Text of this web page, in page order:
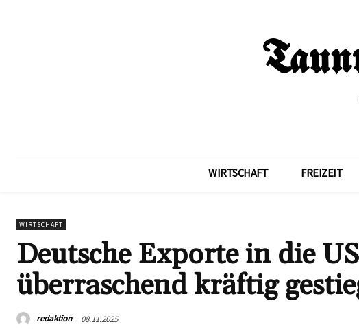
WIRTSCHAFT FREIZEIT
WIRTSCHAFT
Deutsche Exporte in die
überraschend kräftig
redaktion 08.11.2025